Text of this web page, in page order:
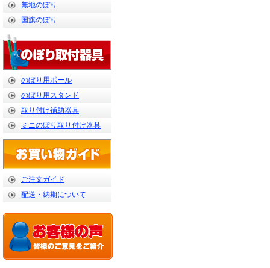
無地のぼり
国旗のぼり
のぼり用ポール
のぼり用スタンド
取り付け補助器具
ミニのぼり取り付け器具
ご注文ガイド
配送・納期について